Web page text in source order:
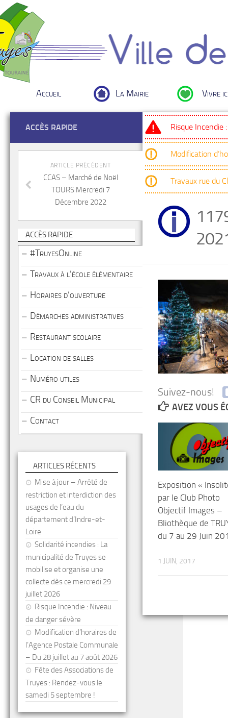
Accueil La Mairie Vivre
Risque Incendie
Modification
Travaux rue du
Suivez-nous!
AVEZ VOUS
Exposition «
par le Club Photo
Objectif Images –
Bliothèque de
du 7 au 29 Juin
1 JUIN, 2017
ACCÈS RAPIDE
ARTICLE PRÉCÉDENT
CCAS – Marché de Noël
TOURS Mercredi 7
Décembre 2022
ACCÈS RAPIDE
#TruyesOnline
Travaux à l’école élémentaire
Horaires d’ouverture
Démarches administratives
Restaurant scolaire
Location de salles
Numéro utiles
CR du Conseil Municipal
Contact
ARTICLES RÉCENTS
Mise à jour – Arrêté de
restriction et interdiction des
usages de l’eau du
département d’Indre-et-
Loire
Solidarité incendies : La
municipalité de Truyes se
mobilise et organise une
collecte dès ce mercredi 29
juillet 2026
Risque Incendie : Niveau
de danger sévère
Modification d’horaires de
l’Agence Postale Communale
– Du 28 juillet au 7 août 2026
Fête des Associations de
Truyes : Rendez-vous le
samedi 5 septembre !